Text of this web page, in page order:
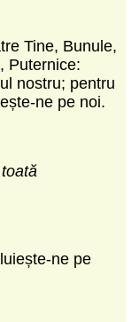
Tine, Bunule,
Puternice:
nostru; pentru
ne pe noi.
ne pe